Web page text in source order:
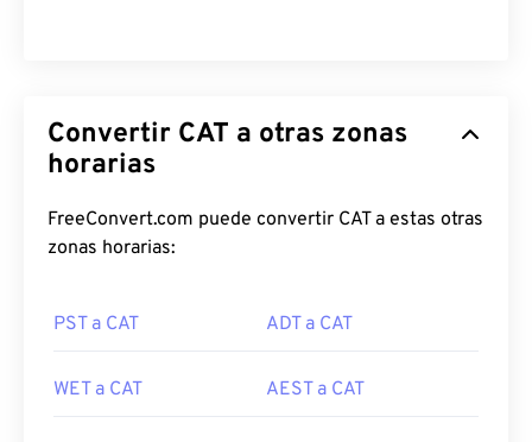
Convertir CAT a otras zonas
horarias
FreeConvert.com puede convertir CAT a estas otras
zonas horarias:
PST a CAT ADT a CAT
WET a CAT AEST a CAT